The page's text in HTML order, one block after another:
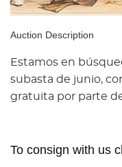
Auction Description
Estamos en
subasta de junio,
gratuita por parte
To consign with us